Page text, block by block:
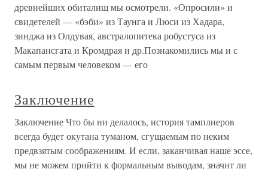
древнейших обиталищ мы осмотрели. «Опросили» и
свидетелей — «бэби» из Таунга и Люси из Хадара,
зинджа из Олдувая, австралопитека робустуса из
Макапансгата и Кромдрая и др.Познакомились мы и с
самым первым человеком — его
Заключение
Заключение Что бы ни делалось, история тамплиеров
всегда будет окутана туманом, сгущаемым по неким
предвзятым соображениям. И если, заканчивая наше эссе,
мы не можем прийти к формальным выводам, значит ли